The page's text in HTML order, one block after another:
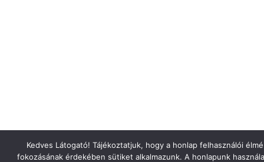
Kedves Látogató! Tájékoztatjuk, hogy a honlap felhasználói
fokozásának érdekében sütiket alkalmazunk. A honlapunk